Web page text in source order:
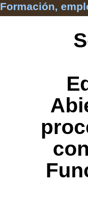
Formación,